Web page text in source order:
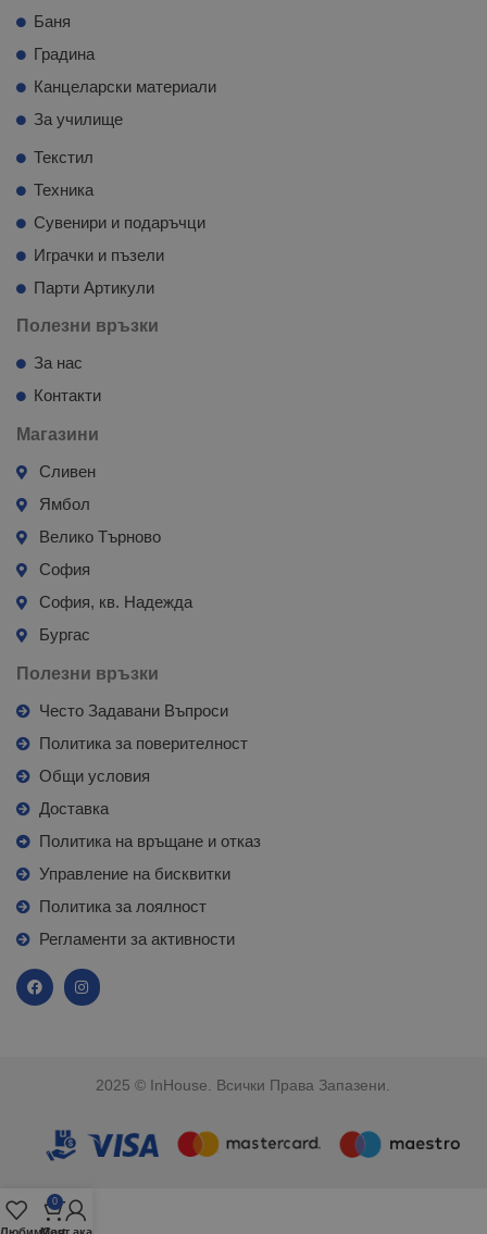
Баня
Градина
Канцеларски материали
За училище
Текстил
Техника
Сувенири и подаръчци
Играчки и пъзели
Парти Артикули
Полезни връзки
За нас
Контакти
Магазини
Сливен
Ямбол
Велико Търново
София
София, кв. Надежда
Бургас
Полезни връзки
Често Задавани Въпроси
Политика за поверителност
Общи условия
Доставка
Политика на връщане и отказ
Управление на бисквитки
Политика за лоялност
Регламенти за активности
2025 © InHouse. Всички Права Запазени.
0